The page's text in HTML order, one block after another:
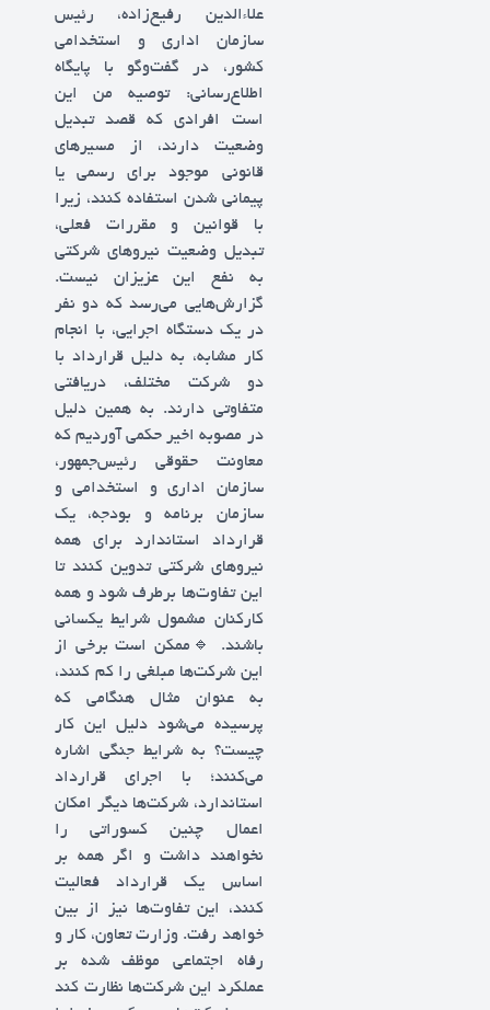
علاءالدین رفیع‌زاده، رئیس
سازمان اداری و استخدامی
کشور، در گفت‌وگو با پایگاه
اطلاع‌رسانی: توصیه من این
است افرادی که قصد تبدیل
وضعیت دارند، از مسیرهای
قانونی موجود برای رسمی یا
پیمانی شدن استفاده کنند، زیرا
با قوانین و مقررات فعلی،
تبدیل وضعیت نیروهای شرکتی
به نفع این عزیزان نیست.
گزارش‌هایی می‌رسد که دو نفر
در یک دستگاه اجرایی، با انجام
کار مشابه، به دلیل قرارداد با
دو شرکت مختلف، دریافتی
متفاوتی دارند. به همین دلیل
در مصوبه اخیر حکمی آوردیم که
معاونت حقوقی رئیس‌جمهور،
سازمان اداری و استخدامی و
سازمان برنامه و بودجه، یک
قرارداد استاندارد برای همه
نیروهای شرکتی تدوین کنند تا
این تفاوت‌ها برطرف شود و همه
کارکنان مشمول شرایط یکسانی
باشند. 🔹ممکن است برخی از
این شرکت‌ها مبلغی را کم کنند،
به عنوان مثال هنگامی که
پرسیده می‌شود دلیل این کار
چیست؟ به شرایط جنگی اشاره
می‌کنند؛ با اجرای قرارداد
استاندارد، شرکت‌ها دیگر امکان
اعمال چنین کسوراتی را
نخواهند داشت و اگر همه بر
اساس یک قرارداد فعالیت
کنند، این تفاوت‌ها نیز از بین
خواهد رفت. وزارت تعاون، کار و
رفاه اجتماعی موظف شده بر
عملکرد این شرکت‌ها نظارت کند